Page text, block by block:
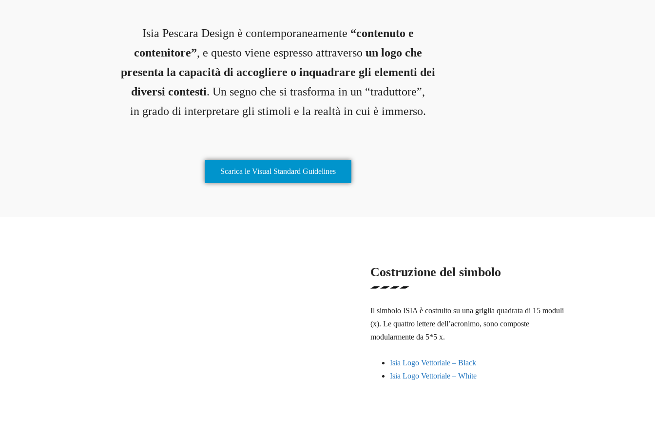
Isia Pescara Design è contemporaneamente “contenuto e
contenitore”, e questo viene espresso attraverso un logo che
presenta la capacità di accogliere o inquadrare gli elementi dei
diversi contesti. Un segno che si trasforma in un “traduttore”,
in grado di interpretare gli stimoli e la realtà in cui è immerso.
Scarica le Visual Standard Guidelines
Costruzione del simbolo
Il simbolo ISIA è costruito su una griglia quadrata di 15 moduli
(x). Le quattro lettere dell’acronimo, sono composte
modularmente da 5*5 x.
Isia Logo Vettoriale – Black
Isia Logo Vettoriale – White